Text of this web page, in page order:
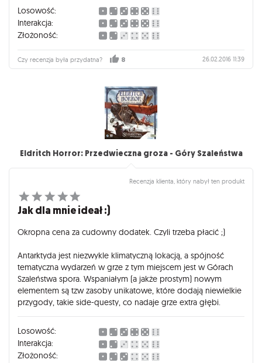
bardziej taktyczna niz strategiczna.
Losowość:
Interakcja:
Złożoność:
Czy recenzja była przydatna? 8 26.02.2016 11:39
Eldritch Horror: Przedwieczna groza - Góry Szaleństwa
Recenzja klienta, który nabył ten produkt
Jak dla mnie ideał :)
Okropna cena za cudowny dodatek. Czyli trzeba płacić ;)
Antarktyda jest niezwykle klimatyczną lokacją, a spójność
tematyczna wydarzeń w grze z tym miejscem jest w Górach
Szaleństwa spora. Wspaniałym (a jakże prostym) nowym
elementem są tzw zasoby unikatowe, które dodają niewielkie
przygody, takie side-questy, co nadaje grze extra głębi.
Losowość:
Interakcja:
Złożoność: